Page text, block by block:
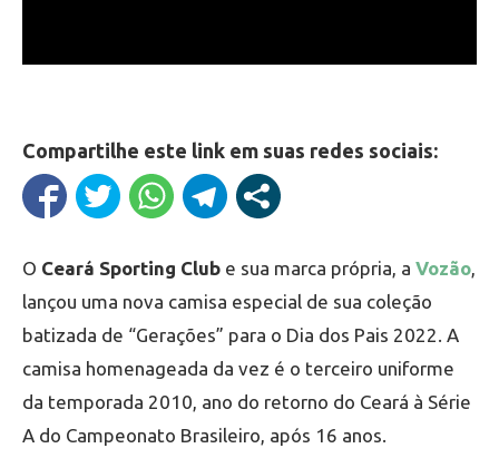
Compartilhe este link em suas redes sociais:
O Ceará Sporting Club e sua marca própria, a Vozão,
lançou uma nova camisa especial de sua coleção
batizada de “Gerações” para o Dia dos Pais 2022. A
camisa homenageada da vez é o terceiro uniforme
da temporada 2010, ano do retorno do Ceará à Série
A do Campeonato Brasileiro, após 16 anos.